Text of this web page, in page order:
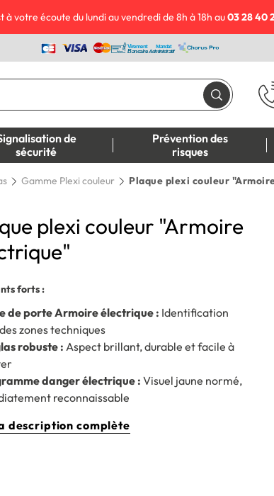
à votre écoute du lundi au vendredi de 8h à 18h au03 28 40
de
sécurité
Prévention des
risques
Gamme Plexi couleur Plaque plexi couleur
plexi couleur "Armoire
forts :
de porte Armoire électrique : Identification
zones techniques
robuste : Aspect brillant, durable et facile à
danger électrique :Visuel jaune normé,
reconnaissable
description complète